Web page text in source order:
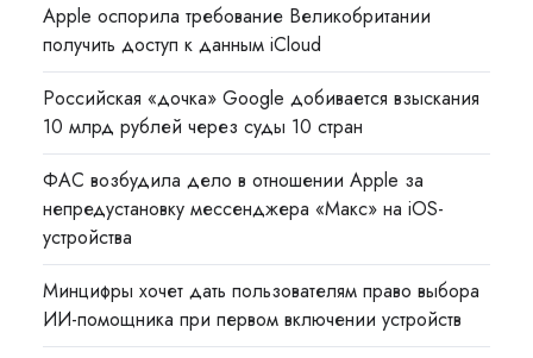
Apple оспорила требование Великобритании
получить доступ к данным iCloud
Российская «дочка» Google добивается взыскания
10 млрд рублей через суды 10 стран
ФАС возбудила дело в отношении Apple за
непредустановку мессенджера «Макс» на iOS-
устройства
Минцифры хочет дать пользователям право выбора
ИИ-помощника при первом включении устройств